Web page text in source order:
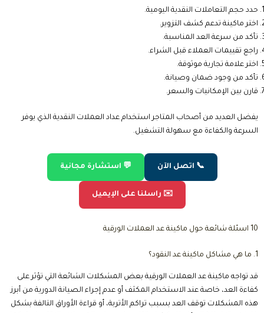
حدد حجم التعاملات النقدية اليومية.
اختر ماكينة تدعم كشف التزوير.
تأكد من سرعة العد المناسبة.
راجع تقييمات العملاء قبل الشراء.
اختر علامة تجارية موثوقة.
تأكد من وجود ضمان وصيانة.
قارن بين الإمكانيات والسعر.
يفضل العديد من أصحاب المتاجر استخدام عداد العملات النقدية الذي يوفر
السرعة والكفاءة مع سهولة التشغيل.
📞 اتصل الآن 💬 استشارة مجانية
✉️ راسلنا على الإيميل
10 اسئلة شائعة حول ماكينة عد العملات الورقية
1. ما هي مشاكل ماكينة عد النقود؟
قد تواجه ماكينة عد العملات الورقية بعض المشكلات الشائعة التي تؤثر على
كفاءة العد، خاصة عند الاستخدام المكثف أو عدم إجراء الصيانة الدورية من أبرز
هذه المشكلات توقف العد بسبب تراكم الأتربة، أو قراءة الأوراق التالفة بشكل